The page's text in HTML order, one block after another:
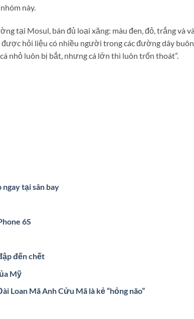
này.
tại Mosul, bán đủ loại xăng: màu đen, đỏ, trắng và
hỏi liệu có nhiều người trong các đường dây buôn
nhỏ luôn bị bắt, nhưng cá lớn thì luôn trốn thoát”.
tại sân bay
6S
đến chết
Mỹ
Loan Mã Anh Cửu Mã là kẻ “hỏng não”